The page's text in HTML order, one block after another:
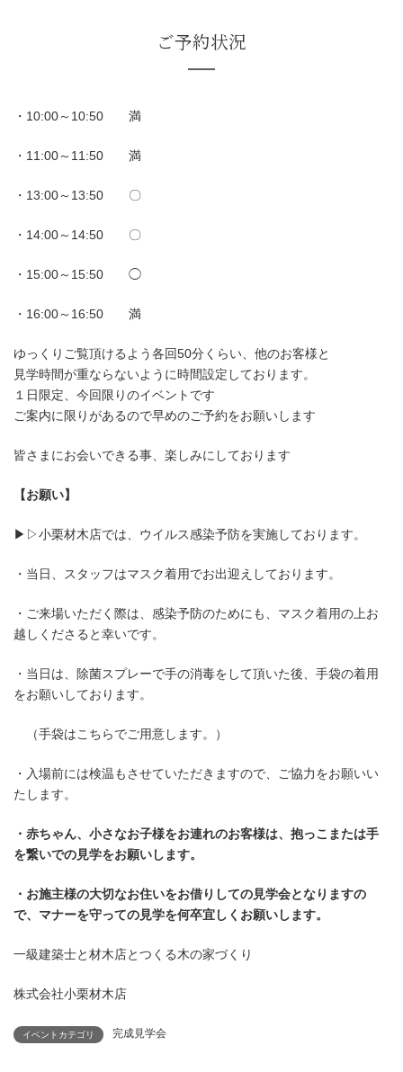
・10:00～10:50 満
・11:00～11:50 満
・13:00～13:50 〇
・14:00～14:50 〇
・15:00～15:50 ◯
・16:00～16:50 満
ゆっくりご覧頂けるよう各回50分くらい、他のお客様と
見学時間が重ならないように時間設定しております。
１日限定、今回限りのイベントです
ご案内に限りがあるので早めのご予約をお願いします
皆さまにお会いできる事、楽しみにしております
【お願い】
▶▷小栗材木店では、ウイルス感染予防を実施しております。
・当日、スタッフはマスク着用でお出迎えしております。
・ご来場いただく際は、感染予防のためにも、マスク着用の上お
越しくださると幸いです。
・当日は、除菌スプレーで手の消毒をして頂いた後、手袋の着用
をお願いしております。
（手袋はこちらでご用意します。）
・入場前には検温もさせていただきますので、ご協力をお願いい
たします。
・赤ちゃん、小さなお子様をお連れのお客様は、抱っこまたは手
を繋いでの見学をお願いします。
・お施主様の大切なお住いをお借りしての見学会となりますの
で、マナーを守っての見学を何卒宜しくお願いします。
一級建築士と材木店とつくる木の家づくり
株式会社小栗材木店
イベントカテゴリ 完成見学会